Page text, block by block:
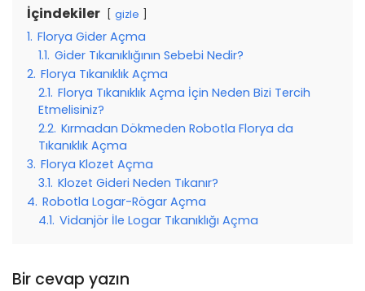
İçindekiler gizle
1. Florya Gider Açma
1.1. Gider Tıkanıklığının Sebebi Nedir?
2. Florya Tıkanıklık Açma
2.1. Florya Tıkanıklık Açma İçin Neden Bizi Tercih
Etmelisiniz?
2.2. Kırmadan Dökmeden Robotla Florya da
Tıkanıklık Açma
3. Florya Klozet Açma
3.1. Klozet Gideri Neden Tıkanır?
4. Robotla Logar-Rögar Açma
4.1. Vidanjör İle Logar Tıkanıklığı Açma
Bir cevap yazın